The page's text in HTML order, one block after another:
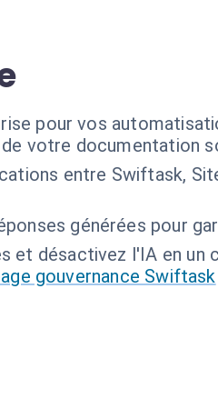
pour vos
votre documentation
entre Swiftask,
générées pour
et désactivez l'IA en un
gouvernance Swiftask